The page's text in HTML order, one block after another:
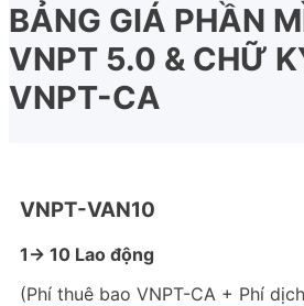
BẢNG GIÁ PHẦN
VNPT 5.0 & CHỮ
VNPT-CA
VNPT-VAN10
1-> 10 Lao động
(Phí thuê bao VNPT-CA + Phí